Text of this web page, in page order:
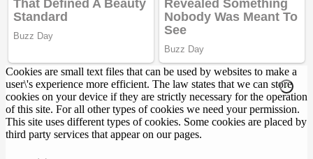
Cookies are small text files that can be used by websites to make a
user\'s experience more efficient. The law states that we can store
cookies on your device if they are strictly necessary for the operation
of this site. For all other types of cookies we need your permission.
This site uses different types of cookies. Some cookies are placed by
third party services that appear on our pages.